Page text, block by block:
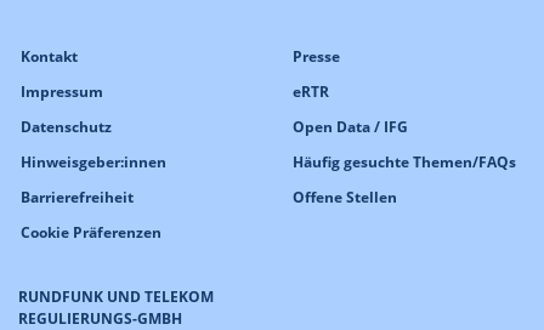
RUNDFUNK UND TELEKOM
REGULIERUNGS-GMBH
Kontakt
Impressum
Datenschutz
Hinweisgeber:innen
Barrierefreiheit
Cookie Präferenzen
Presse
eRTR
Open Data / IFG
Häufig gesuchte Themen/FAQs
Offene Stellen